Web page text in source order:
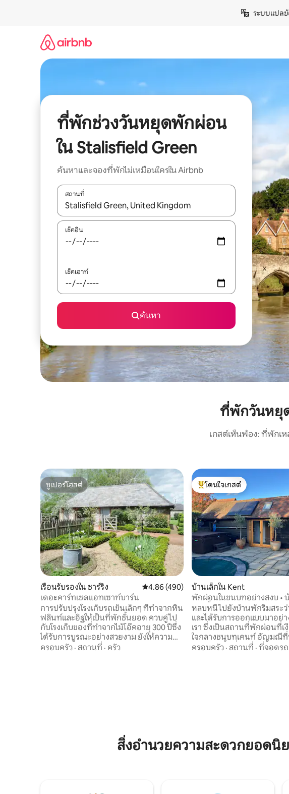
ระบบแปล
ที่พักช่วงวันหยุดพักผ่อน
ใน Stalisfield Green
ค้นหาและจองที่พักไม่เหมือนใครใน Airbnb
สถานที่
ใช้ลูกศรขึ้นลง หรือใช้การสัมผัสหรือปัด เพื่อสำรวจผลการค้นหา
เช็คอิน
เช็คเอาท์
ค้นหา
ที่พักวันหยุ
เกสต์เห็นพ้อง: ที่พักเ
ซูเปอร์โฮสต์
ซูเปอร์โฮสต์
เรือนรับรองใน ชาร์ริง คะแนนเฉลี่ย 4.86 จาก 5, 490 รีวิว
4.86 (490)
เดอะคาร์ทเชดแอทเซาท์บาร์น
การปรับปรุงโรงเก็บรถเข็นเล็กๆ ที่ทำจากหิน
ฟลินท์และอิฐให้เป็นที่พักชั้นยอด ควบคู่ไป
กับโรงเก็บของที่ทำจากไม้โอ๊คอายุ 300 ปีซึ่ง
ได้รับการบูรณะอย่างสวยงาม ยังให้ความ
รู้สึกเป็นส่วนตัวด้วย มีสวนลานบ้านเล็ก ๆ
อย่างมีประสิทธิภาพด้วยเตียงที่ทาสีอย่าง
ประณีต ดังนั้นจึงพักผ่อนได้อย่างสบายด้วย
ผ้าปูที่นอนที่ดีที่สุด ผ้านวมขนนกและขน
ครอบครัว · สถานที่ · ครัว
โดนใจเกสต์ที่สุด
โดนใจเกสต์
บ้านเล็กใน Kent
พักผ่อนในชนบทอย่างสงบ •
อ่างน้ำร้อน
หลบหนีไปยังบ้านพักริมสระว่
และได้รับการออกแบบมาอย่
เรา ซึ่งเป็นสถานที่พักผ่อนที่เ
ใจกลางชนบทเคนท์ อัญมณี
รอบด้วยพื้นที่การเกษตรแบบเ
มาก
ครอบครัว · สถานที่ · ที่จอดรถ
สิ่งอำนวยความสะดวกยอดนิ